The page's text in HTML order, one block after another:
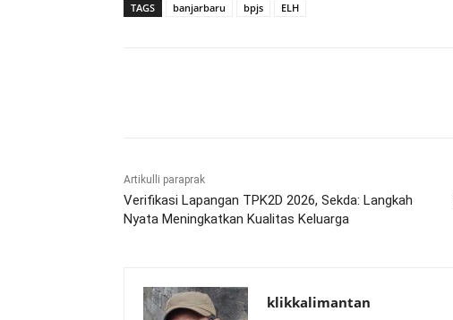
TAGS banjarbaru bpjs ELH
Artikulli paraprak
Verifikasi Lapangan TPK2D 2026, Sekda: Langkah
Nyata Meningkatkan Kualitas Keluarga
klikkalimantan